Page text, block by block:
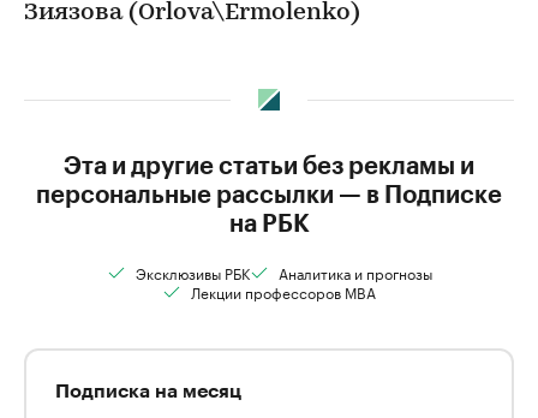
Зиязова (Orlova\Ermolenko)
Эта и другие статьи без рекламы и
персональные рассылки — в Подписке
на РБК
Эксклюзивы РБК
Аналитика и прогнозы
Лекции профессоров MBA
Подписка на месяц